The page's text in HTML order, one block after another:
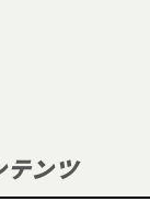
テンツ